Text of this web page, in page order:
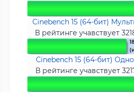
Cinebench 15 (64-бит)
В рейтинге учавствует
Cinebench 15 (64-бит)
В рейтинге учавствует